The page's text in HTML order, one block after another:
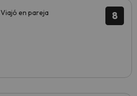
8
Viajó en pareja